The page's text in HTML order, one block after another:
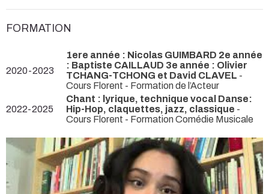
FORMATION
2020-2023
1ere année : Nicolas GUIMBARD 2e année
: Baptiste CAILLAUD 3e année : Olivier
TCHANG-TCHONG et David CLAVEL -
Cours Florent - Formation de l’Acteur
2022-2025
Chant : lyrique, technique vocal Danse:
Hip-Hop, claquettes, jazz, classique -
Cours Florent - Formation Comédie Musicale